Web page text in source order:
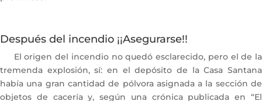
Después del incendio ¡¡Asegurarse!!
El origen del incendio no quedó esclarecido, pero el de la
tremenda explosión, sí: en el depósito de la Casa Santana
había una gran cantidad de pólvora asignada a la sección de
objetos de cacería y, según una crónica publicada en “El